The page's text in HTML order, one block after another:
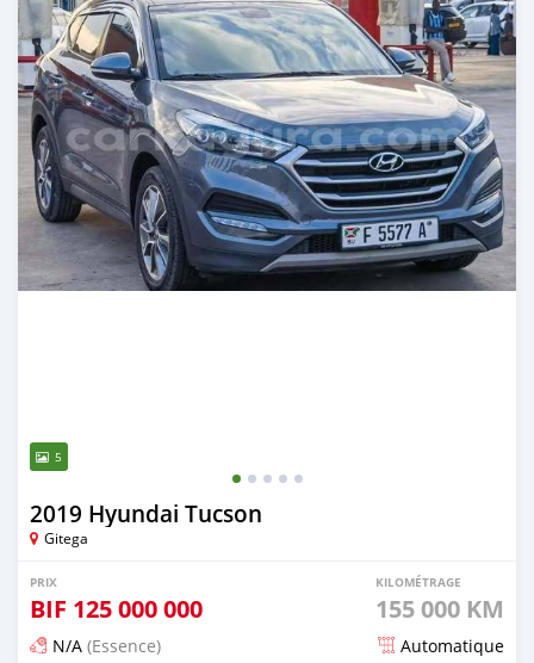
5
2019 Hyundai Tucson
Gitega
PRIX
BIF 125 000 000
KILOMÉTRAGE
155 000 KM
N/A (Essence) Automatique